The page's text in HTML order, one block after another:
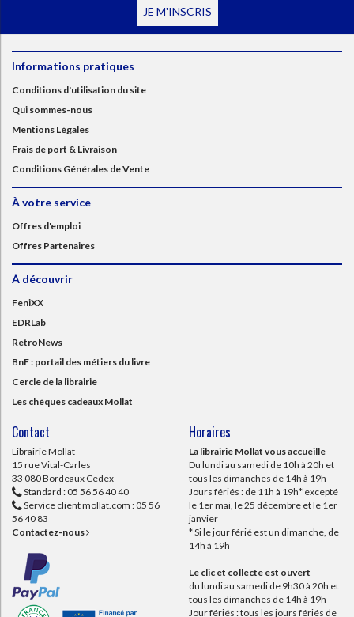
JE M'INSCRIS
Informations pratiques
Conditions d'utilisation du site
Qui sommes-nous
Mentions Légales
Frais de port & Livraison
Conditions Générales de Vente
À votre service
Offres d'emploi
Offres Partenaires
À découvrir
FeniXX
EDRLab
RetroNews
BnF : portail des métiers du livre
Cercle de la librairie
Les chèques cadeaux Mollat
Contact
Librairie Mollat
15 rue Vital-Carles
33 080 Bordeaux Cedex
Standard : 05 56 56 40 40
Service client mollat.com : 05 56
56 40 83
Contactez-nous
Horaires
La librairie Mollat vous accueille
Du lundi au samedi de 10h à 20h et
tous les dimanches de 14h à 19h
Jours fériés : de 11h à 19h* excepté
le 1er mai, le 25 décembre et le 1er
janvier
* Si le jour férié est un dimanche, de
14h à 19h
Le clic et collecte est ouvert
du lundi au samedi de 9h30 à 20h et
tous les dimanches de 14h à 19h
Jour fériés : tous les jours fériés de